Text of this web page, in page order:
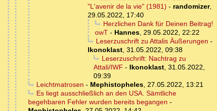
"L'avenir de la vie" (1981) - randomizer,
29.05.2022, 17:40
Herzlichen Dank für Deinen Beitrag!
owT - Hannes, 29.05.2022, 22:22
Leserzuschrift zu Attalis Äußerungen -
Ikonoklast, 31.05.2022, 09:38
Leserzuschrift: Nachtrag zu
Attali/IWF - Ikonoklast, 31.05.2022,
09:39
Leichtmatrosen - Mephistopheles, 27.05.2022, 13:21
Es liegt ausschließlich an den USA. Sämtliche
begehbaren Fehler wurden bereits begangen -